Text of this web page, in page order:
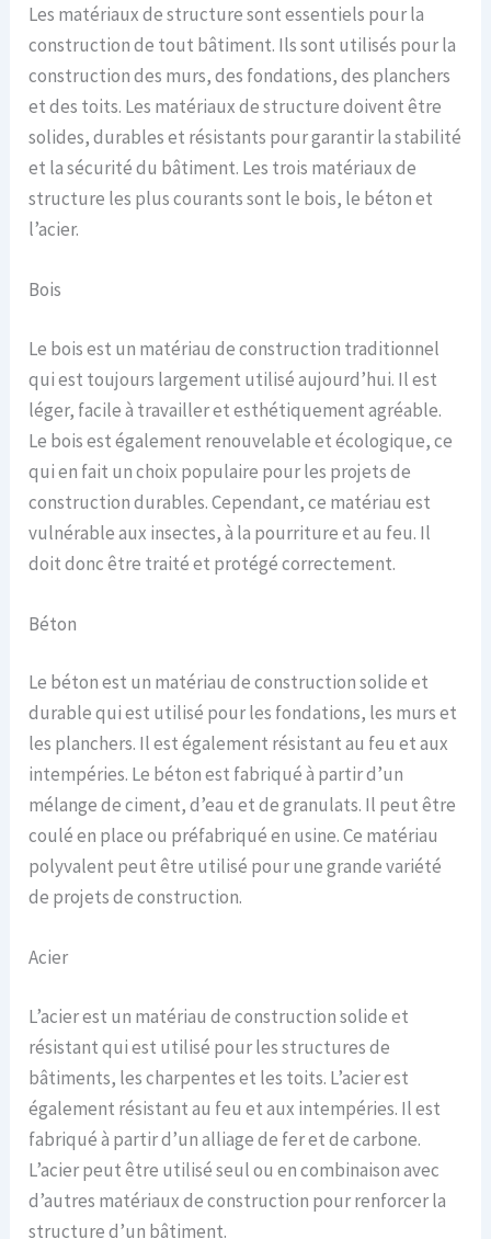
Les matériaux de structure sont essentiels pour la
construction de tout bâtiment. Ils sont utilisés pour la
construction des murs, des fondations, des planchers
et des toits. Les matériaux de structure doivent être
solides, durables et résistants pour garantir la stabilité
et la sécurité du bâtiment. Les trois matériaux de
structure les plus courants sont le bois, le béton et
l’acier.
Bois
Le bois est un matériau de construction traditionnel
qui est toujours largement utilisé aujourd’hui. Il est
léger, facile à travailler et esthétiquement agréable.
Le bois est également renouvelable et écologique, ce
qui en fait un choix populaire pour les projets de
construction durables. Cependant, ce matériau est
vulnérable aux insectes, à la pourriture et au feu. Il
doit donc être traité et protégé correctement.
Béton
Le béton est un matériau de construction solide et
durable qui est utilisé pour les fondations, les murs et
les planchers. Il est également résistant au feu et aux
intempéries. Le béton est fabriqué à partir d’un
mélange de ciment, d’eau et de granulats. Il peut être
coulé en place ou préfabriqué en usine. Ce matériau
polyvalent peut être utilisé pour une grande variété
de projets de construction.
Acier
L’acier est un matériau de construction solide et
résistant qui est utilisé pour les structures de
bâtiments, les charpentes et les toits. L’acier est
également résistant au feu et aux intempéries. Il est
fabriqué à partir d’un alliage de fer et de carbone.
L’acier peut être utilisé seul ou en combinaison avec
d’autres matériaux de construction pour renforcer la
structure d’un bâtiment.